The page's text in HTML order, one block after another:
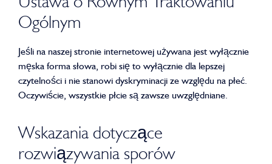
Ogólnym
Jeśli na naszej stronie internetowej używana jest wyłącznie
męska forma słowa, robi się to wyłącznie dla lepszej
czytelności i nie stanowi dyskryminacji ze względu na płeć.
Oczywiście, wszystkie płcie są zawsze uwzględniane.
Wskazania dotyczące
rozwiązywania sporów